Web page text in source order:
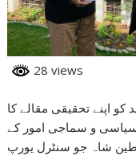
28 views
اپنے تحقیقی مقالے کا
و سماجی امور کے
شاہ جو سنٹرل یورپ